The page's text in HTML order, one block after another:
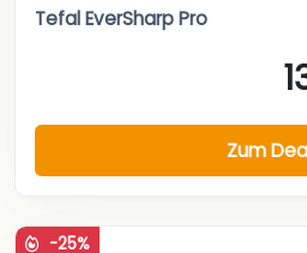
Tefal EverSharp Pro
Zum
-25%